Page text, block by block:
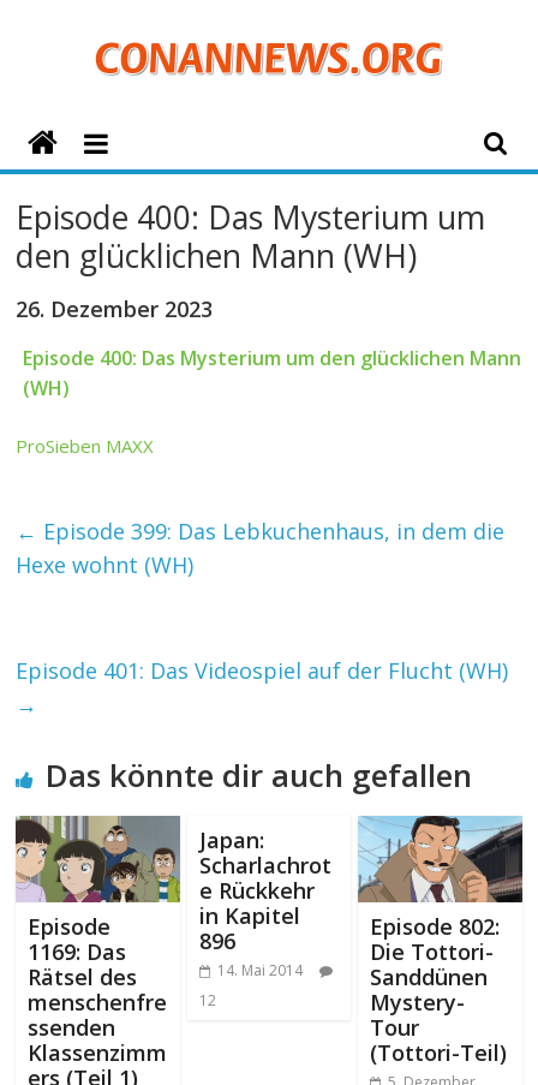
ConanNews.org
Conan
News
Episode 400: Das Mysterium um
den glücklichen Mann (WH)
26. Dezember 2023
Episode 400: Das Mysterium um den glücklichen Mann
(WH)
ProSieben MAXX
← Episode 399: Das Lebkuchenhaus, in dem die
Hexe wohnt (WH)
Episode 401: Das Videospiel auf der Flucht (WH)
→
Das könnte dir auch gefallen
Episode
1169: Das
Rätsel des
menschenfre
ssenden
Klassenzimm
ers (Teil 1)
Japan:
Scharlachrot
e Rückkehr
in Kapitel
896
14. Mai 2014
12
Episode 802:
Die Tottori-
Sanddünen
Mystery-
Tour
(Tottori-Teil)